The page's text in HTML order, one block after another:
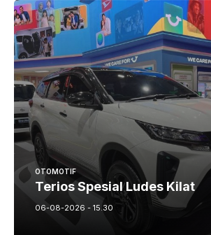
OTOMOTIF
Terios Spesial Ludes Kilat
06-08-2026 - 15.30